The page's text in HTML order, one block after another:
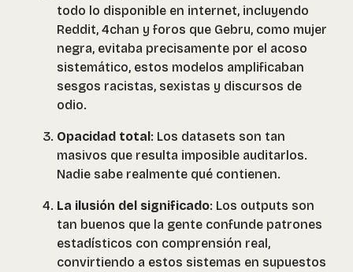
todo lo disponible en internet, incluyendo
Reddit, 4chan y foros que Gebru, como mujer
negra, evitaba precisamente por el acoso
sistemático, estos modelos amplificaban
sesgos racistas, sexistas y discursos de
odio.
Opacidad total: Los datasets son tan
masivos que resulta imposible auditarlos.
Nadie sabe realmente qué contienen.
La ilusión del significado: Los outputs son
tan buenos que la gente confunde patrones
estadísticos con comprensión real,
convirtiendo a estos sistemas en supuestos